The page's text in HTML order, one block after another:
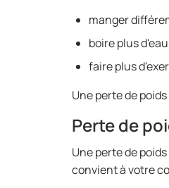
manger
boire plus
faire plus
Une perte de
Perte de
Une perte de
convient à votre